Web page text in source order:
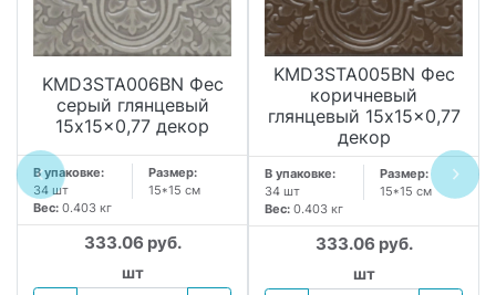
KMD3STA006BN Фес
серый глянцевый
15x15x0,77 декор
В упаковке:
34 шт
Размер:
15*15 см
Вес: 0.403 кг
333.06 руб.
шт
KMD3STA005BN Фес
коричневый
глянцевый 15x15x0,77
декор
В упаковке:
34 шт
Размер:
15*15 см
Вес: 0.403 кг
333.06 руб.
шт